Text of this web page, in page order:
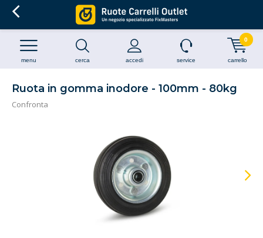
cerca accedi
menu service carrello
0
Ruota in gomma inodore - 100mm - 80kg
Confronta